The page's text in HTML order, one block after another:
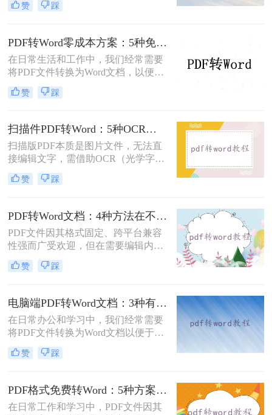
时，我们往往需要将其转换为Word文
呢？本文将介绍三种常用的免费方法
来实现这一目标。
赞 踩
PDF转Word零成本方案：5种免费路径的适用边界和效果评估！
在日常生活和工作中，我们经常需要
将PDF文件转换为Word文档，以便进
行编辑、修改或进一步处理。然而，
市面上许多PDF转Word工具都需要付
钱呢？本文将介绍几种不花钱的常用
方法，帮助您轻松实现PDF到Word的
转换。
赞 踩
扫描件PDF转Word：5种OCR方案的识别精度和速度对比！
扫描版PDF本质是图片文件，无法直
接编辑文字，需借助OCR（光学字符
识别）技术提取文字并转换为可编辑
的Word格式。那么扫描pdf怎么转换
5种主流方案，助您高效完成转换。
赞 踩
PDF转Word文档：4种方法在不同文件类型下的转换效果！
PDF文件因其格式固定、跨平台兼容
性强而广受欢迎，但在需要编辑内容
时，将其转换为可编辑的Word文档成
为刚需。那么pdf怎么转换成word文档
法，助您高效完成格式转换。
赞 踩
电脑端PDF转Word文档：3种有效方法的具体操作步骤！
在日常办公和学习中，我们经常需要
将PDF文件转换为Word文档以便于编
辑和修改。那么电脑上pdf怎么转换成
word文档呢？本文将介绍三种将PDF
完成PDF到Word的转换。
赞 踩
PDF格式免费转Word：5种方案的速度、精度、文件限制对比！
在日常工作和学习中，PDF文件因其